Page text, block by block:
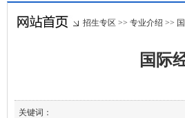
招生专区 >> 专业介绍 >>
国际
关键词：